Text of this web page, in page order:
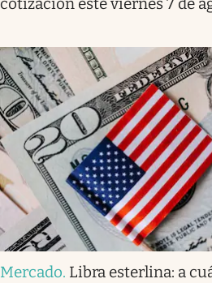
cotización este viernes 7 de
Mercado. Libra esterlina: a